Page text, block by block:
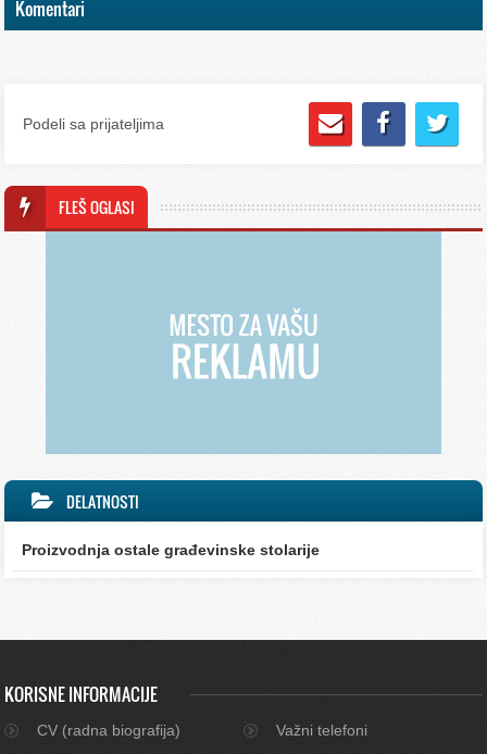
Komentari
Podeli sa prijateljima
FLEŠ OGLASI
DELATNOSTI
Proizvodnja ostale građevinske stolarije
KORISNE INFORMACIJE
CV (radna biografija)
Važni telefoni